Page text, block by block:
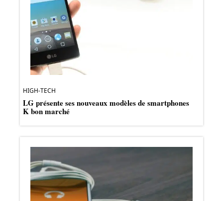
HIGH-TECH
LG présente ses nouveaux modèles de smartphones
K bon marché